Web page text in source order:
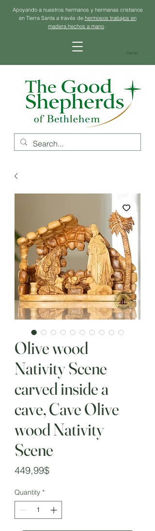
Apoyando a nuestros hermanos y hermanas cristianos
en Tierra Santa a través de hermosos trabajos en
madera hechos a mano .
Carrito
Olive wood
Nativity Scene
carved inside a
cave, Cave Olive
wood Nativity
Scene
449,99$Price
Quantity *